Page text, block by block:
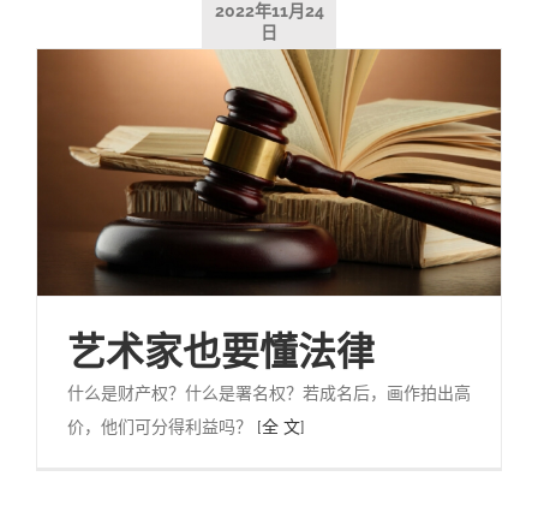
2022年11月24
日
艺术家也要懂法律
什么是财产权？什么是署名权？若成名后，画作拍出高
价，他们可分得利益吗？ [全 文]